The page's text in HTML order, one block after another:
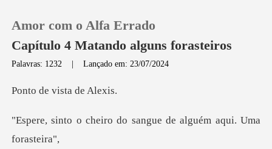
Loja
Amor com o Alfa Errado
Capítulo 4 Matando alguns forasteiros
Palavras: 1232 |Lançado em: 23/07/2024
vista d
o do sangue de alguém